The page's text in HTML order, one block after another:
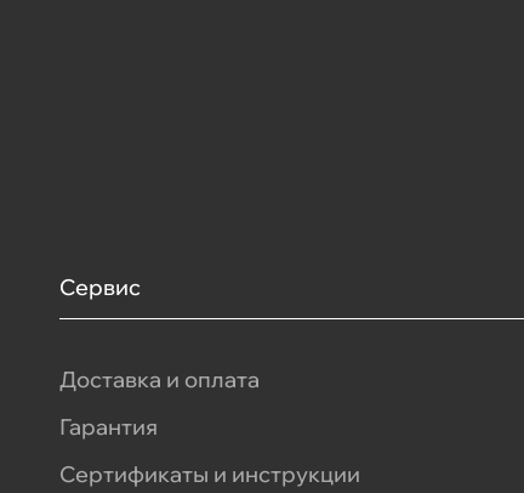
Сервис
Доставка и оплата
Гарантия
Сертификаты и инструкции